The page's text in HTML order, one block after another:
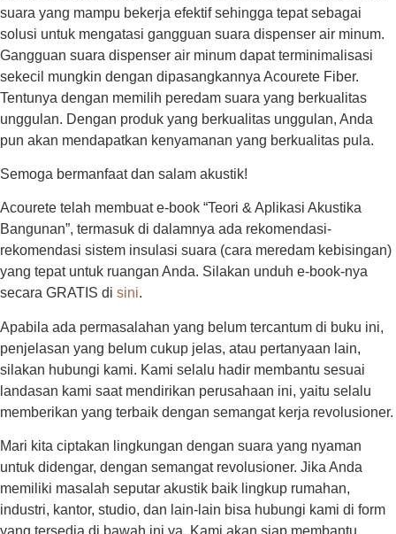
suara yang mampu bekerja efektif sehingga tepat sebagai
solusi untuk mengatasi gangguan suara dispenser air minum.
Gangguan suara dispenser air minum dapat terminimalisasi
sekecil mungkin dengan dipasangkannya Acourete Fiber.
Tentunya dengan memilih peredam suara yang berkualitas
unggulan. Dengan produk yang berkualitas unggulan, Anda
pun akan mendapatkan kenyamanan yang berkualitas pula.
Semoga bermanfaat dan salam akustik!
Acourete telah membuat e-book “Teori & Aplikasi Akustika
Bangunan”, termasuk di dalamnya ada rekomendasi-
rekomendasi sistem insulasi suara (cara meredam kebisingan)
yang tepat untuk ruangan Anda. Silakan unduh e-book-nya
secara GRATIS di sini.
Apabila ada permasalahan yang belum tercantum di buku ini,
penjelasan yang belum cukup jelas, atau pertanyaan lain,
silakan hubungi kami. Kami selalu hadir membantu sesuai
landasan kami saat mendirikan perusahaan ini, yaitu selalu
memberikan yang terbaik dengan semangat kerja revolusioner.
Mari kita ciptakan lingkungan dengan suara yang nyaman
untuk didengar, dengan semangat revolusioner. Jika Anda
memiliki masalah seputar akustik baik lingkup rumahan,
industri, kantor, studio, dan lain-lain bisa hubungi kami di form